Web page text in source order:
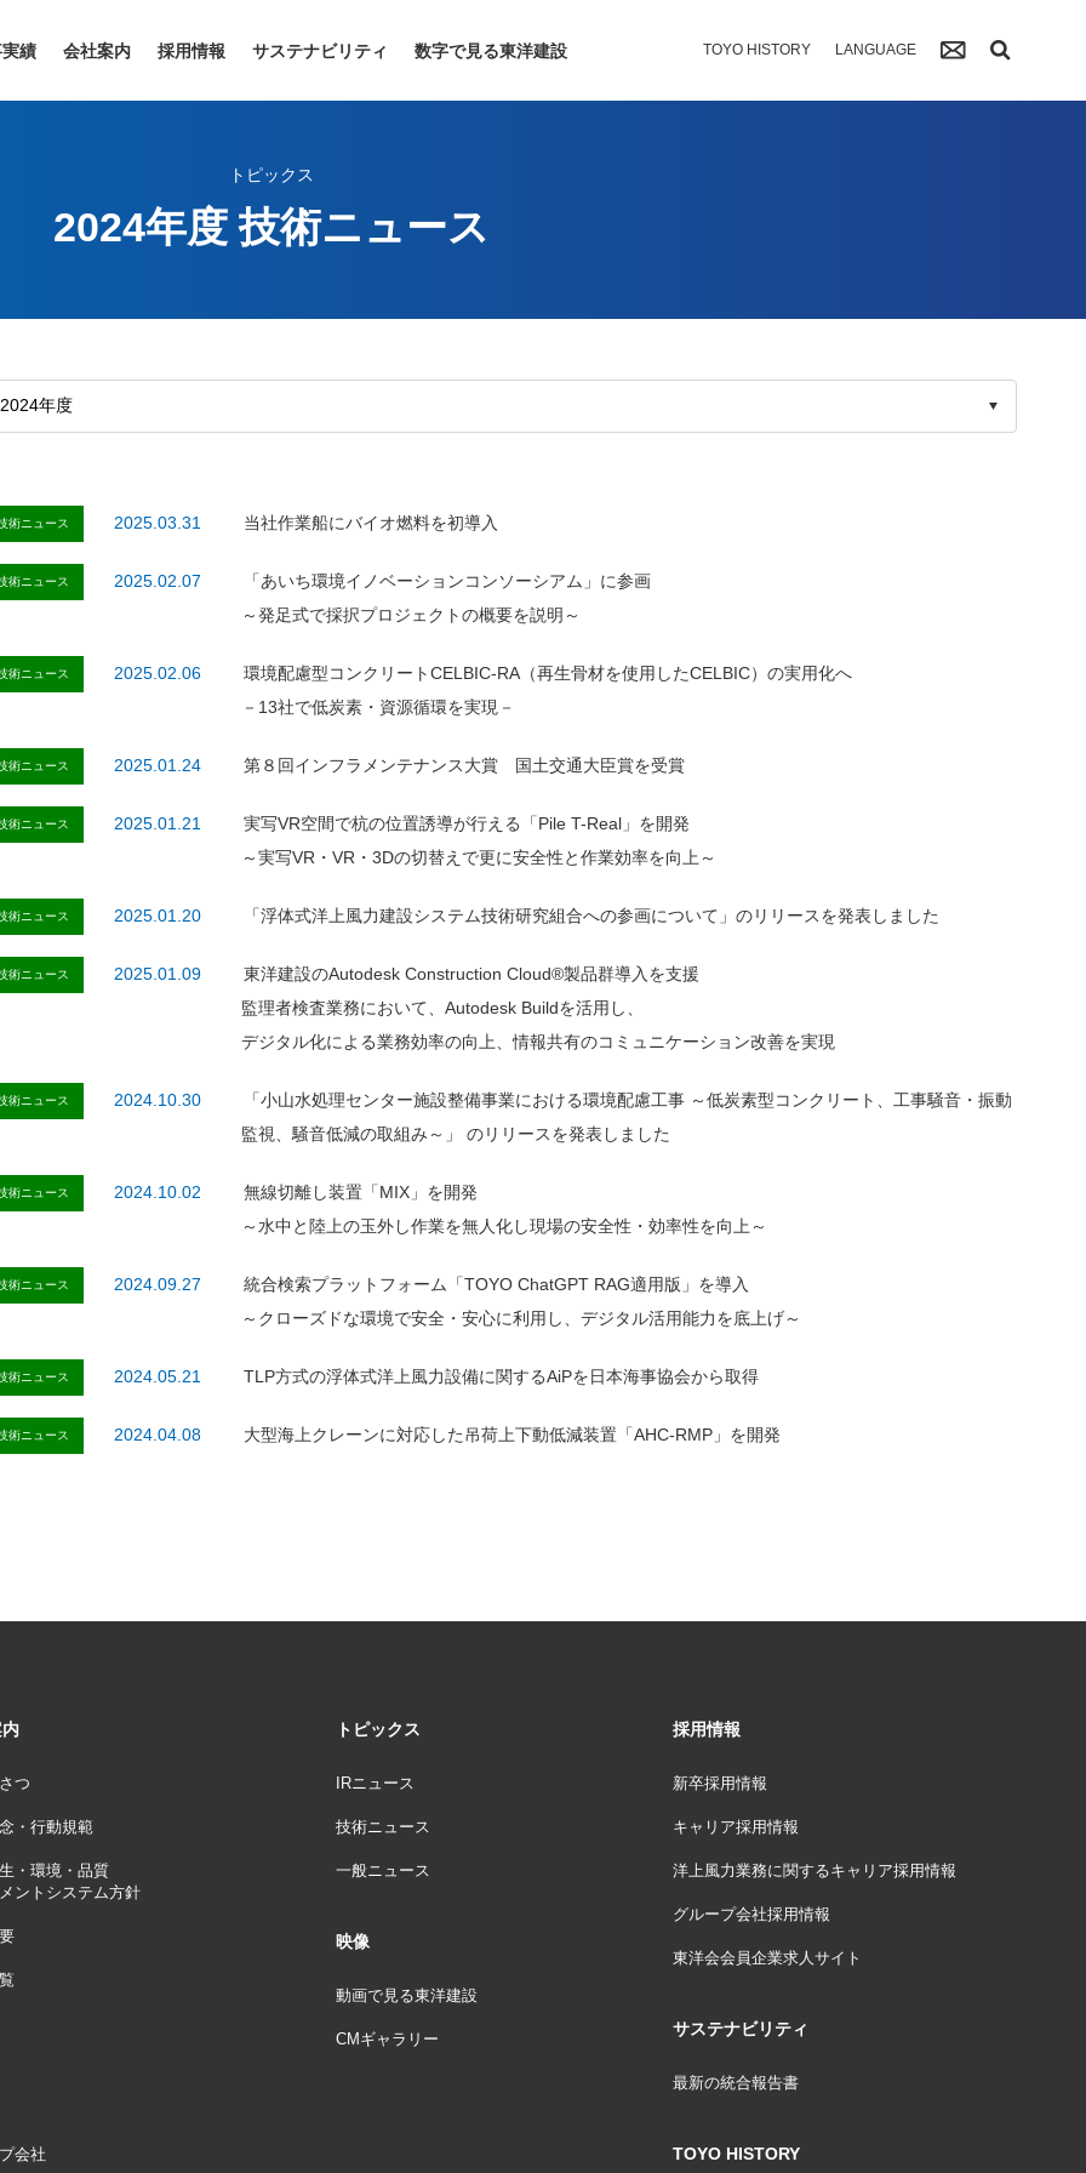
績 会社案内 採用情報 サステナビリティ 数字で見る東洋建設 TOYO HISTORY LANGUAGE
トピックス
2024年度 技術ニュース
術ニュース 2025.03.31 当社作業船にバイオ燃料を初導入
術ニュース 2025.02.07
「あいち環境イノベーションコンソーシアム」に参画
～発足式で採択プロジェクトの概要を説明～
術ニュース 2025.02.06
環境配慮型コンクリートCELBIC-RA（再生骨材を使用したCELBIC）の実用化へ
－13社で低炭素・資源循環を実現－
術ニュース 2025.01.24 第８回インフラメンテナンス大賞 国土交通大臣賞を受賞
術ニュース 2025.01.21
実写VR空間で杭の位置誘導が行える「Pile T-Real」を開発
～実写VR・VR・3Dの切替えで更に安全性と作業効率を向上～
術ニュース 2025.01.20 「浮体式洋上風力建設システム技術研究組合への参画について」のリリースを発表しました
術ニュース 2025.01.09
東洋建設のAutodesk Construction Cloud®製品群導入を支援
監理者検査業務において、Autodesk Buildを活用し、
デジタル化による業務効率の向上、情報共有のコミュニケーション改善を実現
術ニュース 2024.10.30
「小山水処理センター施設整備事業における環境配慮工事 ～低炭素型コンクリート、工事騒音・振動
監視、騒音低減の取組み～」 のリリースを発表しました
術ニュース 2024.10.02
無線切離し装置「MIX」を開発
～水中と陸上の玉外し作業を無人化し現場の安全性・効率性を向上～
術ニュース 2024.09.27
統合検索プラットフォーム「TOYO ChatGPT RAG適用版」を導入
～クローズドな環境で安全・安心に利用し、デジタル活用能力を底上げ～
術ニュース 2024.05.21 TLP方式の浮体式洋上風力設備に関するAiPを日本海事協会から取得
術ニュース 2024.04.08 大型海上クレーンに対応した吊荷上下動低減装置「AHC-RMP」を開発
つ
・行動規範
・環境・品質
ントシステム方針
会社
トピックス
IRニュース
技術ニュース
一般ニュース
映像
動画で見る東洋建設
CMギャラリー
採用情報
新卒採用情報
キャリア採用情報
洋上風力業務に関するキャリア採用情報
グループ会社採用情報
東洋会会員企業求人サイト
サステナビリティ
最新の統合報告書
TOYO HISTORY